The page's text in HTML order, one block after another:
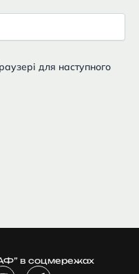
для наступного
в соцмережах